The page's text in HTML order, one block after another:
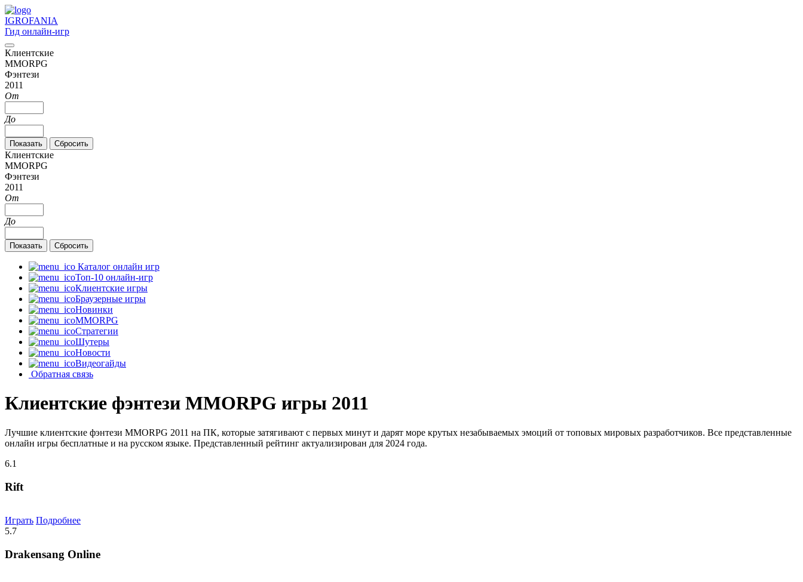
IGROFANIA
Гид онлайн-игр
Клиентские
MMORPG
Фэнтези
2011
От
До
Клиентские
MMORPG
Фэнтези
2011
От
До
Каталог онлайн игр
Топ-10 онлайн-игр
Клиентские игры
Браузерные игры
Новинки
MMORPG
Стратегии
Шутеры
Новости
Видеогайды
Обратная связь
Клиентские фэнтези MMORPG игры 2011
Лучшие клиентские фэнтези MMORPG 2011 на ПК, которые затягивают с первых минут и дарят море крутых незабываемых эмоций от топовых мировых разработчиков. Все представленные
онлайн игры бесплатные и на русском языке. Представленный рейтинг актуализирован для 2024 года.
6.1
Rift
Играть Подробнее
5.7
Drakensang Online